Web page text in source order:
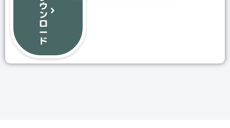
ウ
ン
ロ
ー
ド